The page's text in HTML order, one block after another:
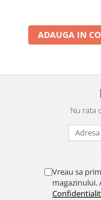
ADAUGA IN
Nu rata
Vreau sa
magazinului.